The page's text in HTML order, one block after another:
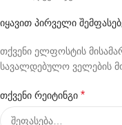
იყავით პირველი
თქვენი ელფოსტის
სავალდებულო ველების
თქვენი რეიტინგი *